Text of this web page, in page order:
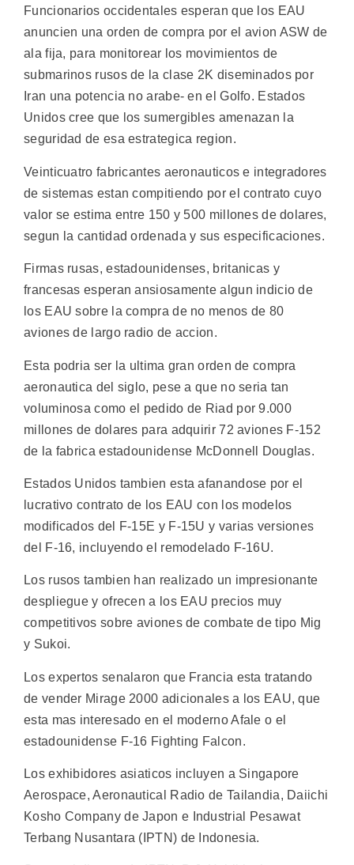
Funcionarios occidentales esperan que los EAU
anuncien una orden de compra por el avion ASW de
ala fija, para monitorear los movimientos de
submarinos rusos de la clase 2K diseminados por
Iran una potencia no arabe- en el Golfo. Estados
Unidos cree que los sumergibles amenazan la
seguridad de esa estrategica region.
Veinticuatro fabricantes aeronauticos e integradores
de sistemas estan compitiendo por el contrato cuyo
valor se estima entre 150 y 500 millones de dolares,
segun la cantidad ordenada y sus especificaciones.
Firmas rusas, estadounidenses, britanicas y
francesas esperan ansiosamente algun indicio de
los EAU sobre la compra de no menos de 80
aviones de largo radio de accion.
Esta podria ser la ultima gran orden de compra
aeronautica del siglo, pese a que no seria tan
voluminosa como el pedido de Riad por 9.000
millones de dolares para adquirir 72 aviones F-152
de la fabrica estadounidense McDonnell Douglas.
Estados Unidos tambien esta afanandose por el
lucrativo contrato de los EAU con los modelos
modificados del F-15E y F-15U y varias versiones
del F-16, incluyendo el remodelado F-16U.
Los rusos tambien han realizado un impresionante
despliegue y ofrecen a los EAU precios muy
competitivos sobre aviones de combate de tipo Mig
y Sukoi.
Los expertos senalaron que Francia esta tratando
de vender Mirage 2000 adicionales a los EAU, que
esta mas interesado en el moderno Afale o el
estadounidense F-16 Fighting Falcon.
Los exhibidores asiaticos incluyen a Singapore
Aerospace, Aeronautical Radio de Tailandia, Daiichi
Kosho Company de Japon e Industrial Pesawat
Terbang Nusantara (IPTN) de Indonesia.